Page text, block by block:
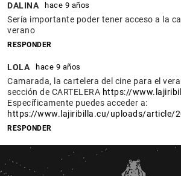
DALINA hace 9 años
Sería importante poder tener acceso a la
verano
RESPONDER
LOLA hace 9 años
Camarada, la cartelera del cine para el
sección de CARTELERA https://
Específicamente puedes acceder a:
https://www.lajiribilla.cu/uploads/article/
RESPONDER